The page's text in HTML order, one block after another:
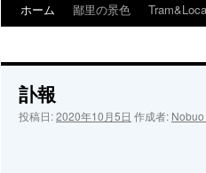
ン
ホーム 鄙里の景色
訃報
投稿日:2020年10月5日 作成者: